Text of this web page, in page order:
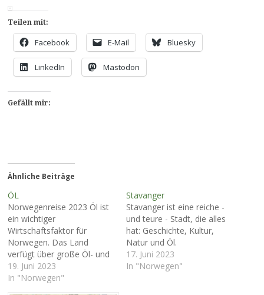
Teilen mit:
Facebook E-Mail Bluesky
LinkedIn Mastodon
Gefällt mir:
Ähnliche Beiträge
ÖL
Norwegenreise 2023 Öl ist
ein wichtiger
Wirtschaftsfaktor für
Norwegen. Das Land
verfügt über große Öl- und
Gasvorkommen in der
Nordsee, die seit den
19. Juni 2023
In "Norwegen"
Stavanger
Stavanger ist eine reiche -
und teure - Stadt, die alles
hat: Geschichte, Kultur,
Natur und Öl.
17. Juni 2023
In "Norwegen"